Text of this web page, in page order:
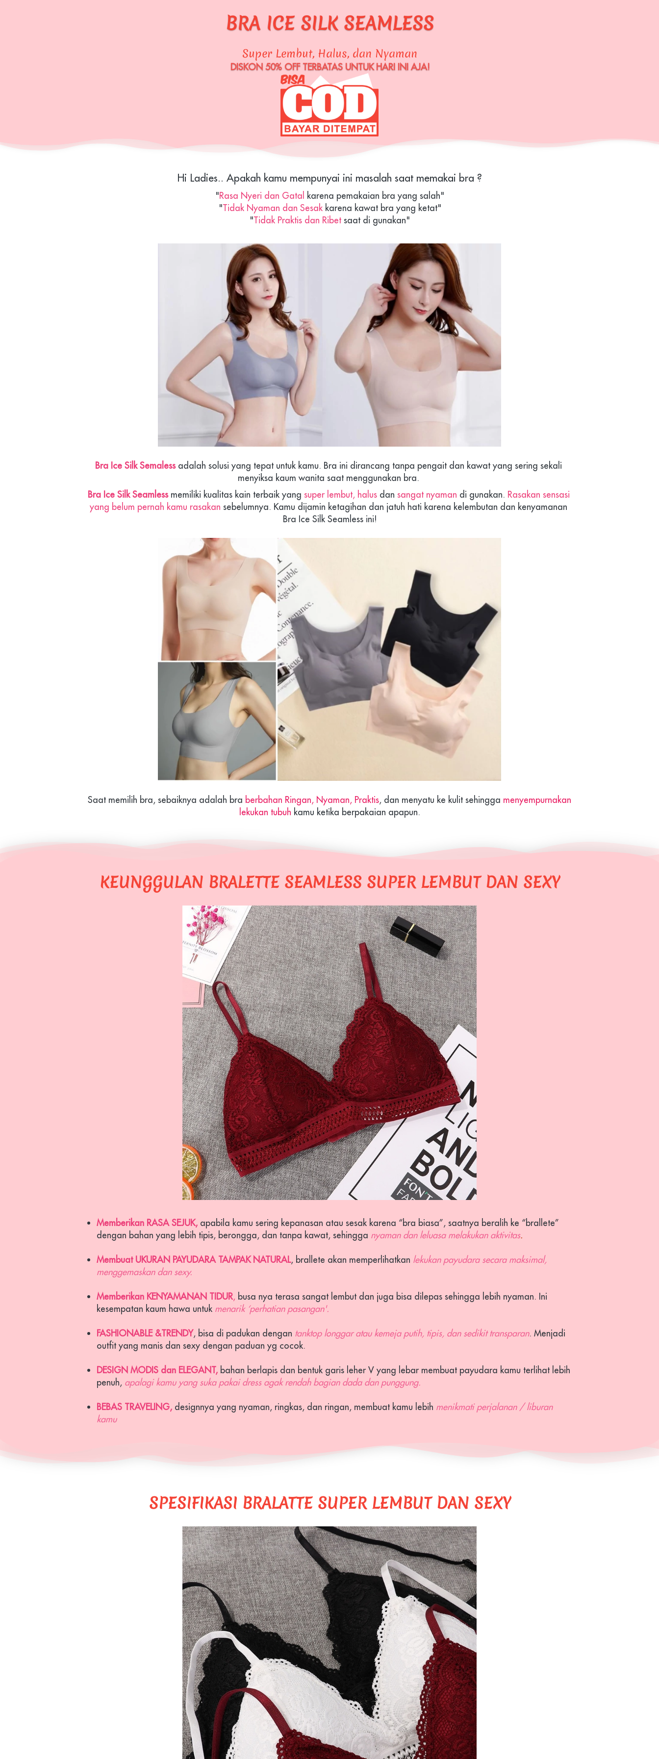
BRA ICE SILK SEAMLESS
Super Lembut, Halus, dan Nyaman
DISKON 50% OFF TERBATAS UNTUK HARI INI AJA!
Hi Ladies.. Apakah kamu mempunyai ini masalah saat memakai bra ?
"Rasa Nyeri dan Gatal karena pemakaian bra yang salah"
"Tidak Nyaman dan Sesak karena kawat bra yang ketat"
"Tidak Praktis dan Ribet saat di gunakan"
Bra Ice Silk Semaless adalah solusi yang tepat untuk kamu. Bra ini dirancang tanpa pengait dan kawat yang sering sekali
menyiksa kaum wanita saat menggunakan bra.
Bra Ice Silk Seamless memiliki kualitas kain terbaik yang super lembut, halus dan sangat nyaman di gunakan. Rasakan sensasi
yang belum pernah kamu rasakan sebelumnya. Kamu dijamin ketagihan dan jatuh hati karena kelembutan dan kenyamanan
Bra Ice Silk Seamless ini!
Saat memilih bra, sebaiknya adalah bra berbahan Ringan, Nyaman, Praktis, dan menyatu ke kulit sehingga menyempurnakan
lekukan tubuh kamu ketika berpakaian apapun.
KEUNGGULAN BRALETTE SEAMLESS SUPER LEMBUT DAN SEXY
Memberikan RASA SEJUK, apabila kamu sering kepanasan atau sesak karena “bra biasa”, saatnya beralih ke “brallete”
dengan bahan yang lebih tipis, berongga, dan tanpa kawat, sehingga nyaman dan leluasa melakukan aktivitas.
Membuat UKURAN PAYUDARA TAMPAK NATURAL, brallete akan memperlihatkan lekukan payudara secara maksimal,
menggemaskan dan sexy.
Memberikan KENYAMANAN TIDUR, busa nya terasa sangat lembut dan juga bisa dilepas sehingga lebih nyaman. Ini
kesempatan kaum hawa untuk menarik ‘perhatian pasangan'.
FASHIONABLE &TRENDY, bisa di padukan dengan tanktop longgar atau kemeja putih, tipis, dan sedikit transparan. Menjadi
outfit yang manis dan sexy dengan paduan yg cocok.
DESIGN MODIS dan ELEGANT, bahan berlapis dan bentuk garis leher V yang lebar membuat payudara kamu terlihat lebih
penuh, apalagi kamu yang suka pakai dress agak rendah bagian dada dan punggung.
BEBAS TRAVELING, designnya yang nyaman, ringkas, dan ringan, membuat kamu lebih menikmati perjalanan / liburan
kamu
SPESIFIKASI BRALATTE SUPER LEMBUT DAN SEXY